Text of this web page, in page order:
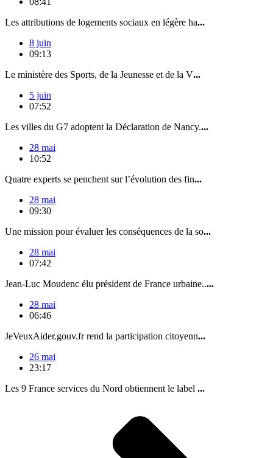
Les attributions de logements sociaux en légère ha...
8 juin
09:13
Le ministère des Sports, de la Jeunesse et de la V...
5 juin
07:52
Les villes du G7 adoptent la Déclaration de Nancy....
28 mai
10:52
Quatre experts se penchent sur l’évolution des fin...
28 mai
09:30
Une mission pour évaluer les conséquences de la so...
28 mai
07:42
Jean-Luc Moudenc élu président de France urbaine.....
28 mai
06:46
JeVeuxAider.gouv.fr rend la participation citoyenn...
26 mai
23:17
Les 9 France services du Nord obtiennent le label ...